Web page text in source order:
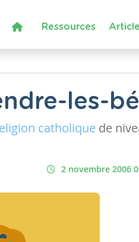
Ressources
les-
catholique de
2 novembre 2006